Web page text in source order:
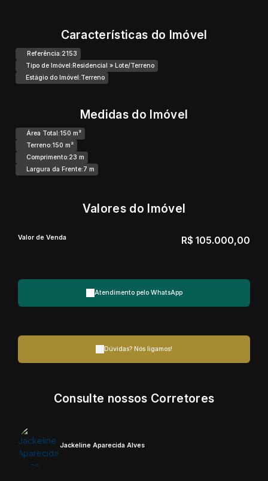
Características do Imóvel
Referência:2153
Tipo de Imóvel:Residencial » Lote/Terreno
Estágio do Imóvel:Terreno
Medidas do Imóvel
Área Total:150 m²
Terreno:150 m²
Comprimento:23 m
Largura da Frente:7 m
Valores do Imóvel
R$ 105.000,00
Valor de Venda
Atendimento pelo WhatsApp
Dúvidas? Nós ligamos!
Consulte nossos Corretores
Jackeline Aparecida Alves